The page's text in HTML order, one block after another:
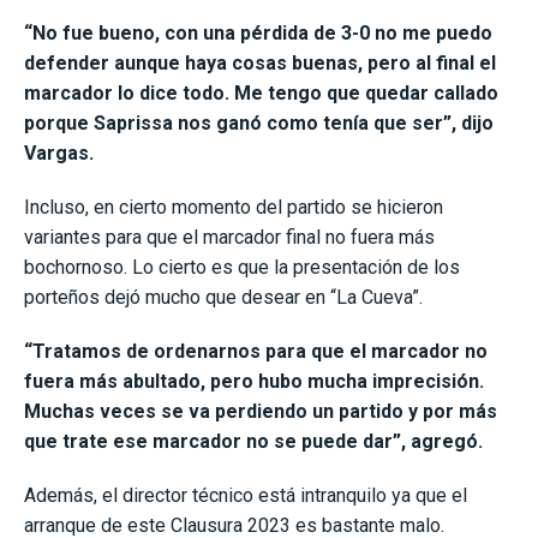
“No fue bueno, con una pérdida de 3-0 no me puedo
defender aunque haya cosas buenas, pero al final el
marcador lo dice todo. Me tengo que quedar callado
porque Saprissa nos ganó como tenía que ser”, dijo
Vargas.
Incluso, en cierto momento del partido se hicieron
variantes para que el marcador final no fuera más
bochornoso. Lo cierto es que la presentación de los
porteños dejó mucho que desear en “La Cueva”.
“Tratamos de ordenarnos para que el marcador no
fuera más abultado, pero hubo mucha imprecisión.
Muchas veces se va perdiendo un partido y por más
que trate ese marcador no se puede dar”, agregó.
Además, el director técnico está intranquilo ya que el
arranque de este Clausura 2023 es bastante malo.